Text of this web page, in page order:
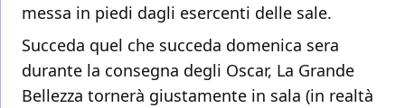
messa in piedi dagli esercenti delle sale.
Succeda quel che succeda domenica sera
durante la consegna degli Oscar, La Grande
Bellezza tornerà giustamente in sala (in realtà